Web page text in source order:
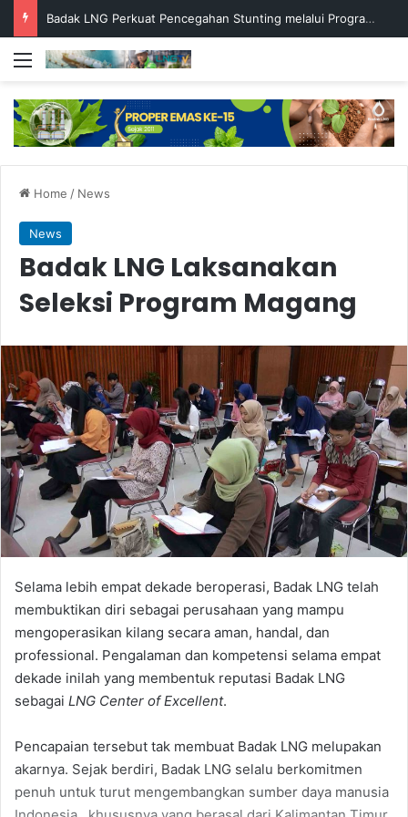
Badak LNG Perkuat Pencegahan Stunting melalui Program Akar Ranting
Menu
Home / News
News
Badak LNG Laksanakan
Seleksi Program Magang
Selama lebih empat dekade beroperasi, Badak LNG telah
membuktikan diri sebagai perusahaan yang mampu
mengoperasikan kilang secara aman, handal, dan
professional. Pengalaman dan kompetensi selama empat
dekade inilah yang membentuk reputasi Badak LNG
sebagai LNG Center of Excellent.
Pencapaian tersebut tak membuat Badak LNG melupakan
akarnya. Sejak berdiri, Badak LNG selalu berkomitmen
penuh untuk turut mengembangkan sumber daya manusia